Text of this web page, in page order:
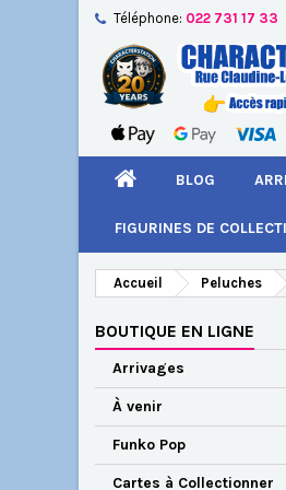
Téléphone: 022 731 17 33
BLOG
FIGURINES DE
Accueil Peluches
BOUTIQUE EN LIGNE
Arrivages
À venir
Funko Pop
Cartes à Collectionner